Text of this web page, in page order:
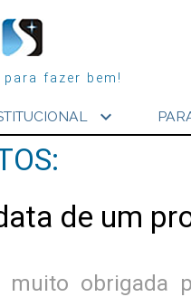
fazer bem!
expand_more
de um
muito obrigada